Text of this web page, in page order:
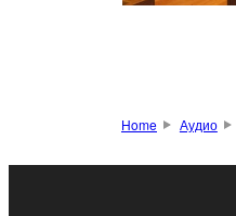
Home Аудио